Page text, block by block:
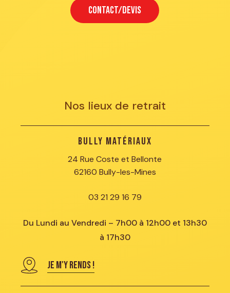
CONTACT/DEVIS
Nos lieux de retrait
Bully Matériaux
24 Rue Coste et Bellonte
62160 Bully-les-Mines
03 21 29 16 79
Du Lundi au Vendredi – 7h00 à 12h00 et 13h30
à 17h30
JE M'Y RENDS !